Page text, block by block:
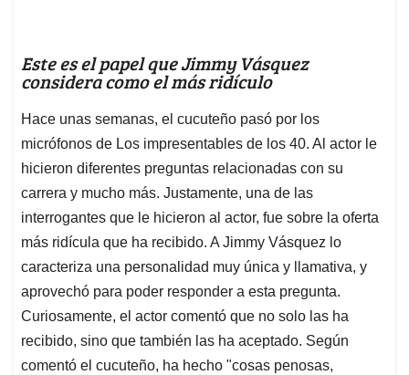
Este es el papel que Jimmy Vásquez
considera como el más ridículo
Hace unas semanas, el cucuteño pasó por los
micrófonos de Los impresentables de los 40. Al actor le
hicieron diferentes preguntas relacionadas con su
carrera y mucho más. Justamente, una de las
interrogantes que le hicieron al actor, fue sobre la oferta
más ridícula que ha recibido. A Jimmy Vásquez lo
caracteriza una personalidad muy única y llamativa, y
aprovechó para poder responder a esta pregunta.
Curiosamente, el actor comentó que no solo las ha
recibido, sino que también las ha aceptado. Según
comentó el cucuteño, ha hecho "cosas penosas,